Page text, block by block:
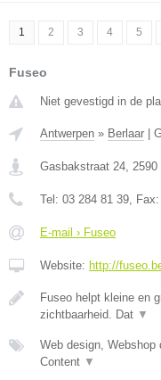
1 2 3 4 5
Fuseo
Niet gevestigd in de
Antwerpen » Berlaar
Gasbakstraat 24, 2590
Tel: 03 284 81 39, Fax:
E-mail › Fuseo
Website: http://
Fuseo helpt kleine en
zichtbaarheid. Dat ▼
Web design,
Content ▼